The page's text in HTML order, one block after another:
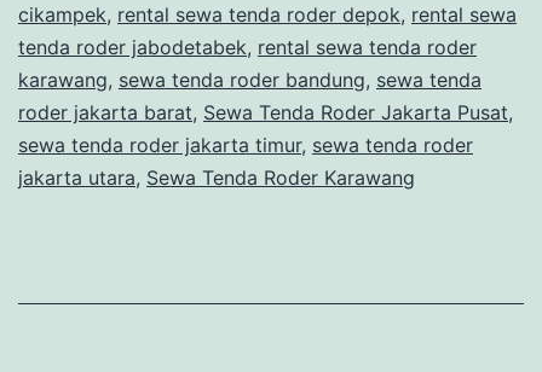
cikampek, rental sewa tenda roder depok, rental sewa
tenda roder jabodetabek, rental sewa tenda roder
karawang, sewa tenda roder bandung, sewa tenda
roder jakarta barat, Sewa Tenda Roder Jakarta Pusat,
sewa tenda roder jakarta timur, sewa tenda roder
jakarta utara, Sewa Tenda Roder Karawang